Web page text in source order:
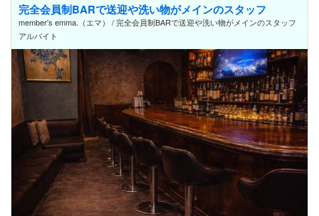
完全会員制BARで送迎や洗い物がメインのスタッフ
member′s emma.（エマ） / 完全会員制BARで送迎や洗い物がメインのスタッフ
アルバイト